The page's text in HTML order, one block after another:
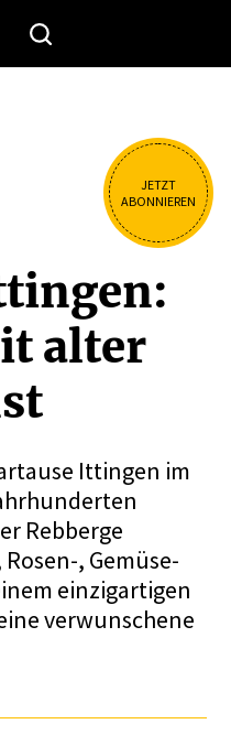
JETZT
ABONNIEREN
alter
Ittingen im
Rebberge
, Gemüse-
einzigartigen
verwunschene